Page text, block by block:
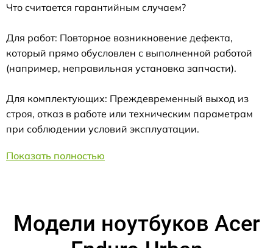
Что считается гарантийным случаем?
Для работ: Повторное возникновение дефекта,
который прямо обусловлен с выполненной работой
(например, неправильная установка запчасти).
Для комплектующих: Преждевременный выход из
строя, отказ в работе или техническим параметрам
при соблюдении условий эксплуатации.
Показать полностью
Модели ноутбуков Acer